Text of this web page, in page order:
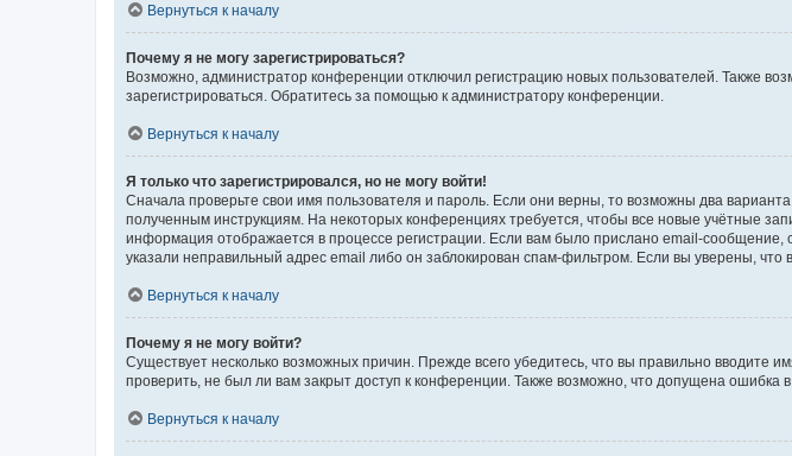
Вернуться к началу
Почему я не могу зарегистрироваться?
Возможно, администратор конференции отключил регистрацию новых пользователей. Также
зарегистрироваться. Обратитесь за помощью к администратору конференции.
Вернуться к началу
Я только что зарегистрировался, но не могу войти!
Сначала проверьте свои имя пользователя и пароль. Если они верны, то возможны два
полученным инструкциям. На некоторых конференциях требуется, чтобы все новые учётные
информация отображается в процессе регистрации. Если вам было прислано email-
указали неправильный адрес email либо он заблокирован спам-фильтром. Если вы уверены,
Вернуться к началу
Почему я не могу войти?
Существует несколько возможных причин. Прежде всего убедитесь, что вы правильно
проверить, не был ли вам закрыт доступ к конференции. Также возможно, что допущена
Вернуться к началу